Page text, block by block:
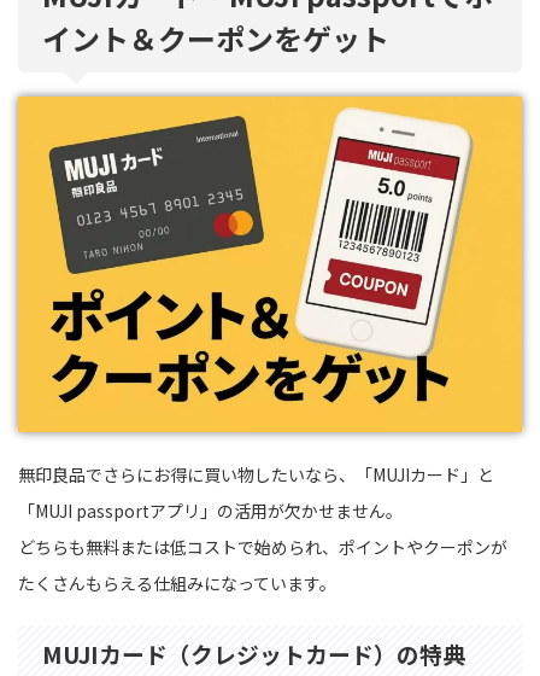
イント＆クーポンをゲット
無印良品でさらにお得に買い物したいなら、「MUJIカード」と
「MUJI passportアプリ」の活用が欠かせません。
どちらも無料または低コストで始められ、ポイントやクーポンが
たくさんもらえる仕組みになっています。
MUJIカード（クレジットカード）の特典